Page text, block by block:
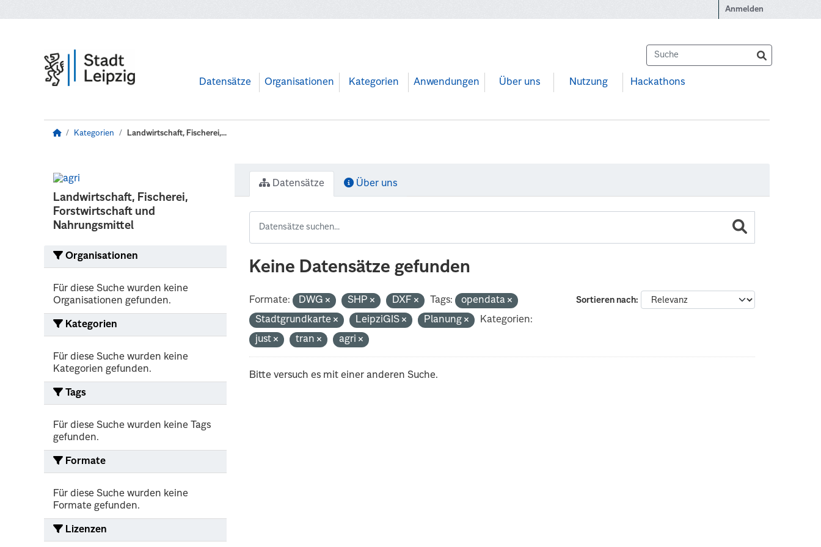
Anmelden
Datensätze Organisationen Kategorien Anwendungen Über uns Nutzung Hackathons
Kategorien Landwirtschaft, Fischerei,...
Landwirtschaft, Fischerei,
Forstwirtschaft und
Nahrungsmittel
Organisationen
Für diese Suche wurden keine
Organisationen gefunden.
Kategorien
Für diese Suche wurden keine
Kategorien gefunden.
Tags
Für diese Suche wurden keine Tags
gefunden.
Formate
Für diese Suche wurden keine
Formate gefunden.
Lizenzen
Datensätze Über uns
Keine Datensätze gefunden
Sortieren nach
Formate: DWG SHP DXF Tags:
opendata
Stadtgrundkarte
LeipziGIS Planung
Kategorien:
just
tran agri
Bitte versuch es mit einer anderen Suche.